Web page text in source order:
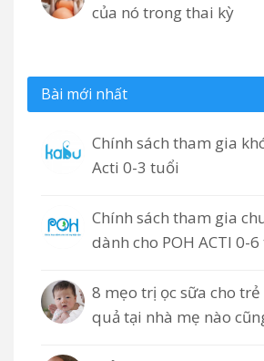
của nó trong thai kỳ
Bài mới nhất
Chính sách tham gia
Acti 0-3 tuổi
Chính sách tham gia
dành cho POH ACTI 0-
8 mẹo trị ọc sữa cho
quả tại nhà mẹ nào